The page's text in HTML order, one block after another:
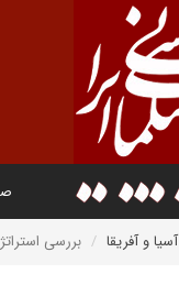
آسیا و آفریقا بررسی